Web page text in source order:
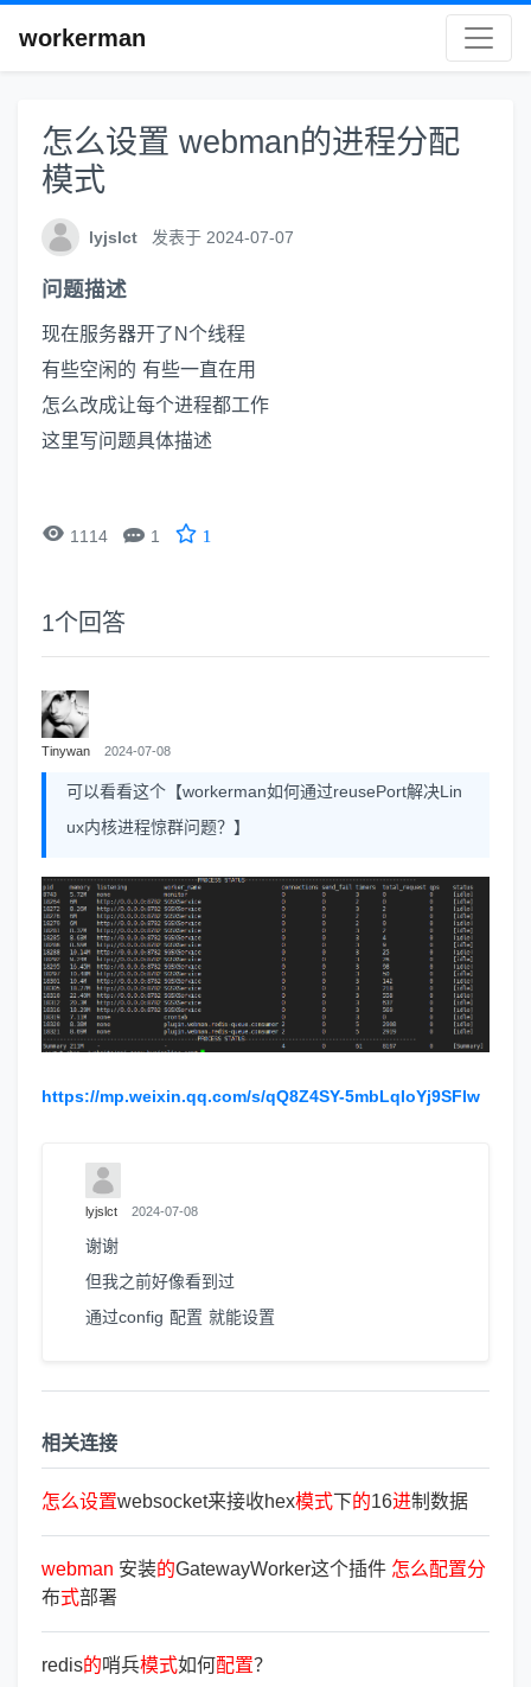
workerman
怎么设置 webman的进程分配
模式
lyjslct 发表于 2024-07-07
问题描述
现在服务器开了N个线程
有些空闲的 有些一直在用
怎么改成让每个进程都工作
这里写问题具体描述
 1114  1 1
1个回答
Tinywan 2024-07-08
可以看看这个【workerman如何通过reusePort解决Lin
ux内核进程惊群问题？】
https://mp.weixin.qq.com/s/qQ8Z4SY-5mbLqloYj9SFlw
lyjslct 2024-07-08
谢谢
但我之前好像看到过
通过config 配置 就能设置
相关连接
怎么设置websocket来接收hex模式下的16进制数据
webman 安装的GatewayWorker这个插件 怎么配置分
布式部署
redis的哨兵模式如何配置？